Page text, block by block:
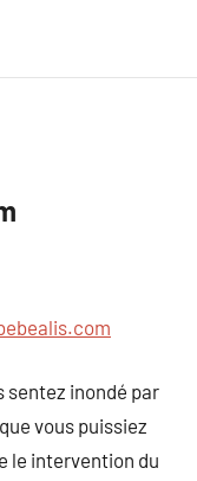
sentez inondé par
vous puissiez
le intervention du